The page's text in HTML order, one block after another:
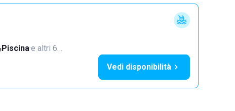
Piscina·e altri 6…
Vedi disponibilità